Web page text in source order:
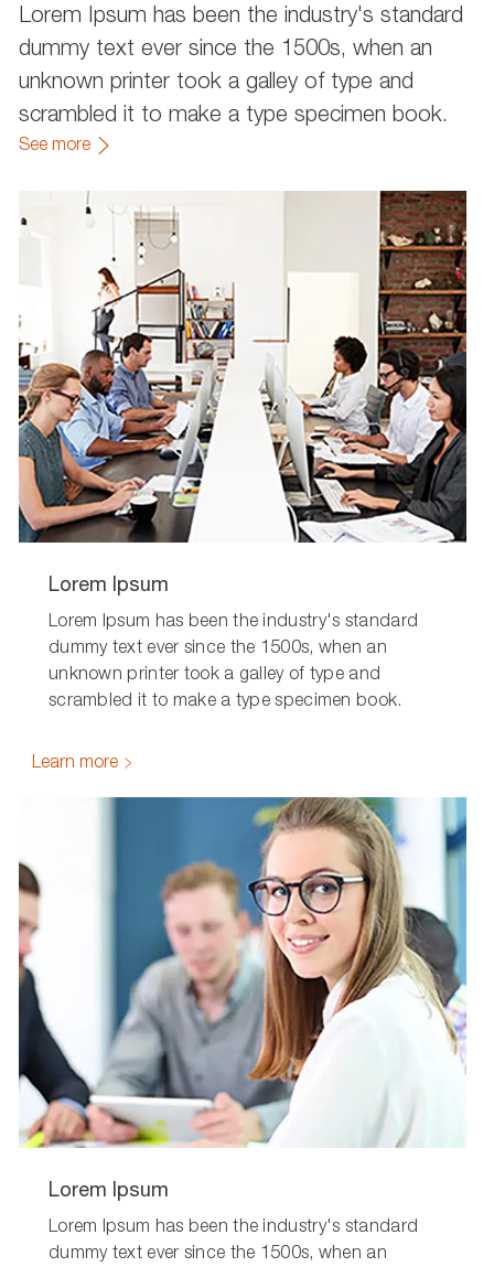
Lorem Ipsum has been the industry's standard
dummy text ever since the 1500s, when an
unknown printer took a galley of type and
scrambled it to make a type specimen book.
See more
Lorem Ipsum
Lorem Ipsum has been the industry's standard
dummy text ever since the 1500s, when an
unknown printer took a galley of type and
scrambled it to make a type specimen book.
Learn more
Lorem Ipsum
Lorem Ipsum has been the industry's standard
dummy text ever since the 1500s, when an